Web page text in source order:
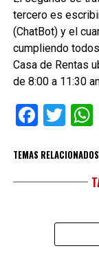
tercero es
(ChatBot) y el
cumpliendo
Casa de Rentas
de 8:00 a 11:30
TEMAS